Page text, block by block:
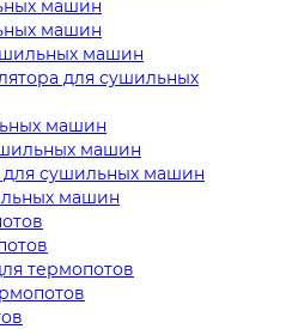
машин
машин
машин
для сушильных
машин
машин
сушильных машин
машин
термопотов